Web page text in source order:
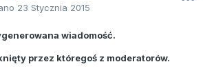
23 Stycznia 2015
wiadomość.
przez któregoś z moderatorów.